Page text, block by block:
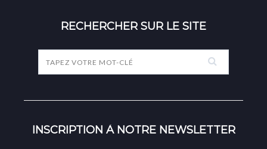
RECHERCHER SUR LE SITE
INSCRIPTION À NOTRE NEWSLETTER